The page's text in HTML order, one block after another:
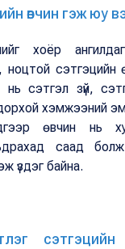
өвчин гэж юу
хоёр
ноцтой сэтгэцийн
нь сэтгэл зүй,
хэмжээний
өвчин нь
саад
үздэг байна.
сэтгэцийн